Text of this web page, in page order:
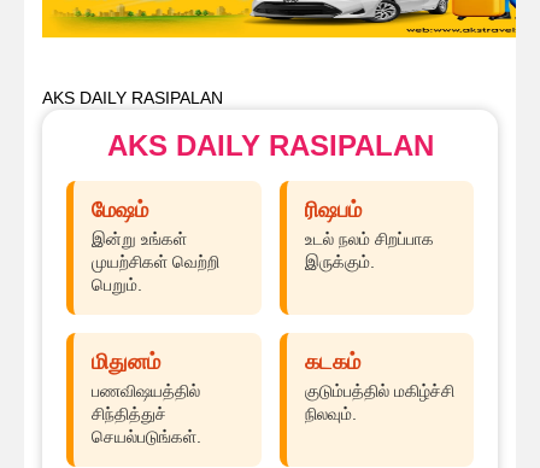
AKS DAILY RASIPALAN
AKS DAILY RASIPALAN
மேஷம்
இன்று உங்கள்
முயற்சிகள் வெற்றி
பெறும்.
ரிஷபம்
உடல் நலம் சிறப்பாக
இருக்கும்.
மிதுனம்
பணவிஷயத்தில்
சிந்தித்துச்
செயல்படுங்கள்.
கடகம்
குடும்பத்தில் மகிழ்ச்சி
நிலவும்.